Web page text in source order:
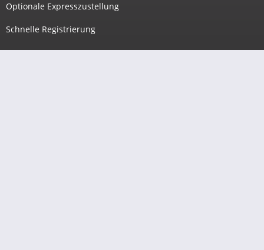
Optionale Expresszustellung
Schnelle Registrierung